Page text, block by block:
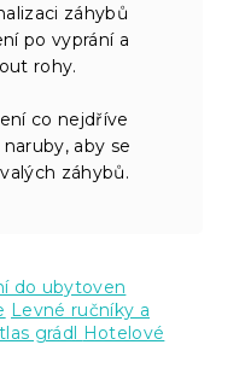
záhybů
po vyprání a
rohy.
co nejdříve
aby se
záhybů.
do ubytoven
Levné ručníky a
grádl Hotelové